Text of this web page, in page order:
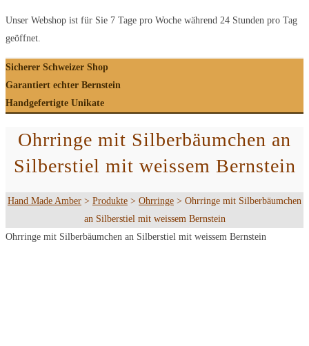
Unser Webshop ist für Sie 7 Tage pro Woche während 24 Stunden pro Tag
geöffnet.
Sicherer Schweizer Shop
Garantiert echter Bernstein
Handgefertigte Unikate
Ohrringe mit Silberbäumchen an
Silberstiel mit weissem Bernstein
Hand Made Amber > Produkte > Ohrringe > Ohrringe mit Silberbäumchen
an Silberstiel mit weissem Bernstein
Ohrringe mit Silberbäumchen an Silberstiel mit weissem Bernstein